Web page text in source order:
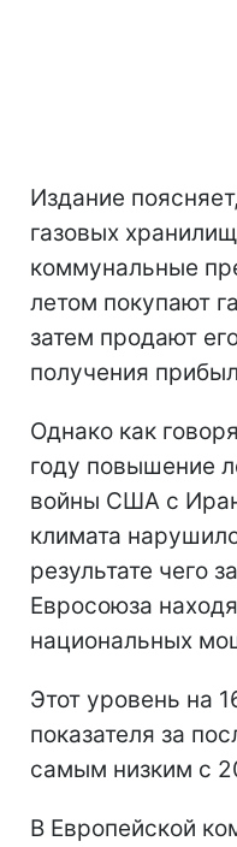
Издание
газовых
коммунальные
летом покупают
затем продают
получения
Однако как
году повышение
войны США с
климата
результате чего
Евросоюза
национальных
Этот уровень на
показателя за
самым низким с
В Европейской